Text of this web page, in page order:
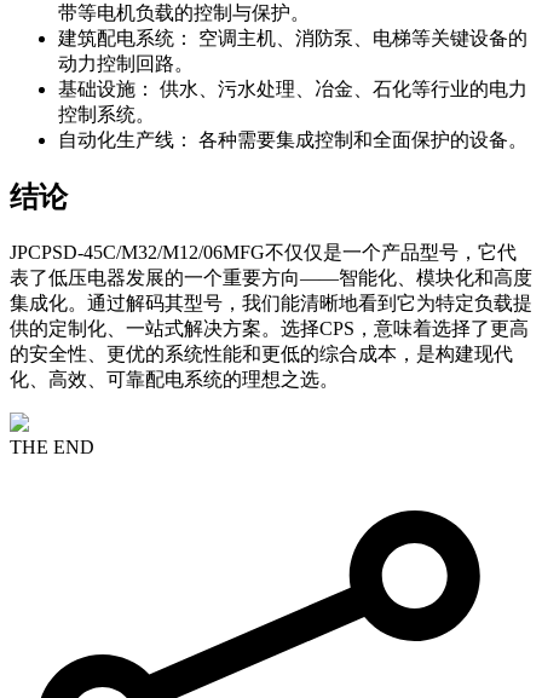
带等电机负载的控制与保护。
建筑配电系统： 空调主机、消防泵、电梯等关键设备的
动力控制回路。
基础设施： 供水、污水处理、冶金、石化等行业的电力
控制系统。
自动化生产线： 各种需要集成控制和全面保护的设备。
结论
JPCPSD-45C/M32/M12/06MFG不仅仅是一个产品型号，它代
表了低压电器发展的一个重要方向——智能化、模块化和高度
集成化。通过解码其型号，我们能清晰地看到它为特定负载提
供的定制化、一站式解决方案。选择CPS，意味着选择了更高
的安全性、更优的系统性能和更低的综合成本，是构建现代
化、高效、可靠配电系统的理想之选。
THE END